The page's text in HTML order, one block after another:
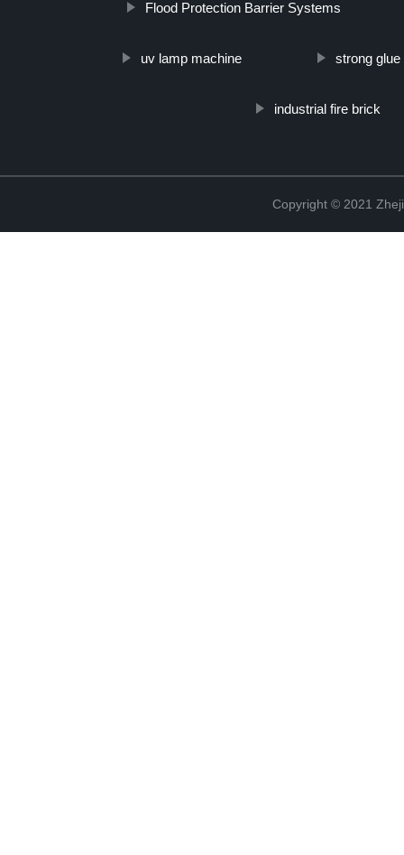
Flood Protection Barrier Systems
uv lamp machine strong
industrial fire brick
Copyright © 2021